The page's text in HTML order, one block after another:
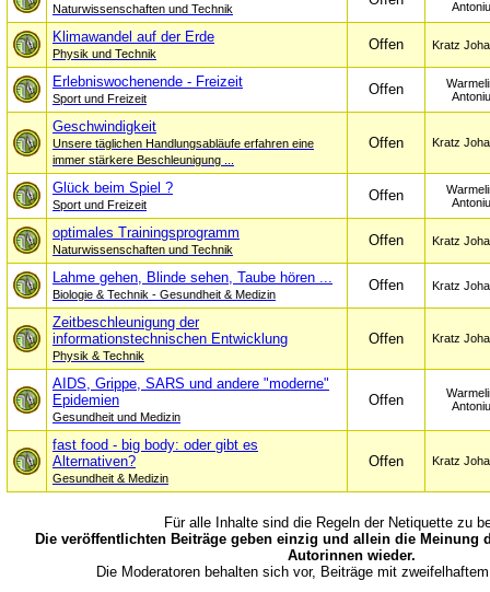
Naturwissenschaften und Technik
Klimawandel auf der Erde
Physik und Technik
Offen Kratz
Erlebniswochenende - Freizeit
Sport und Freizeit
Offen
Geschwindigkeit
Unsere täglichen Handlungsabläufe erfahren eine
immer stärkere Beschleunigung ...
Offen Kratz
Glück beim Spiel ?
Sport und Freizeit
Offen
optimales Trainingsprogramm
Naturwissenschaften und Technik
Offen Kratz
Lahme gehen, Blinde sehen, Taube hören ...
Biologie & Technik - Gesundheit & Medizin
Offen Kratz
Zeitbeschleunigung der
informationstechnischen Entwicklung
Physik & Technik
Offen Kratz
AIDS, Grippe, SARS und andere "moderne"
Epidemien
Gesundheit und Medizin
Offen
fast food - big body: oder gibt es
Alternativen?
Gesundheit & Medizin
Offen Kratz
Für alle Inhalte sind die Regeln der Netiquette zu
Die veröffentlichten Beiträge geben einzig und allein die Meinung
Autorinnen wieder.
Die Moderatoren behalten sich vor, Beiträge mit